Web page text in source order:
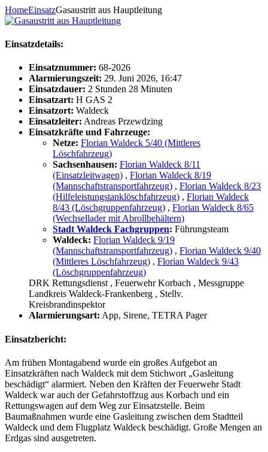
HomeEinsatzGasaustritt aus Hauptleitung
Einsatzdetails:
Einsatznummer: 68-2026
Alarmierungszeit: 29. Juni 2026, 16:47
Einsatzdauer: 2 Stunden 28 Minuten
Einsatzart: H GAS 2
Einsatzort: Waldeck
Einsatzleiter: Andreas Przewdzing
Einsatzkräfte und Fahrzeuge:
Netze: Florian Waldeck 5/40 (Mittleres
Löschfahrzeug)
Sachsenhausen: Florian Waldeck 8/11
(Einsatzleitwagen) , Florian Waldeck 8/19
(Mannschaftstransportfahrzeug) , Florian Waldeck 8/23
(Hilfeleistungstanklöschfahrzeug) , Florian Waldeck
8/43 (Löschgruppenfahrzeug) , Florian Waldeck 8/65
(Wechsellader mit Abrollbehältern)
Stadt Waldeck Fachgruppen: Führungsteam
Waldeck: Florian Waldeck 9/19
(Mannschaftstransportfahrzeug) , Florian Waldeck 9/40
(Mittleres Löschfahrzeug) , Florian Waldeck 9/43
(Löschgruppenfahrzeug)
DRK Rettungsdienst , Feuerwehr Korbach , Messgruppe
Landkreis Waldeck-Frankenberg , Stellv.
Kreisbrandinspektor
Alarmierungsart: App, Sirene, TETRA Pager
Einsatzbericht:
Am frühen Montagabend wurde ein großes Aufgebot an
Einsatzkräften nach Waldeck mit dem Stichwort „Gasleitung
beschädigt“ alarmiert. Neben den Kräften der Feuerwehr Stadt
Waldeck war auch der Gefahrstoffzug aus Korbach und ein
Rettungswagen auf dem Weg zur Einsatzstelle. Beim
Baumaßnahmen wurde eine Gasleitung zwischen dem Stadtteil
Waldeck und dem Flugplatz Waldeck beschädigt. Große Mengen an
Erdgas sind ausgetreten.